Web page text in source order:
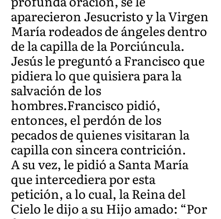
aparecieron Jesucristo y la Virgen
María rodeados de ángeles dentro
de la capilla de la Porciúncula.
Jesús le preguntó a Francisco que
pidiera lo que quisiera para la
salvación de los
hombres.Francisco pidió,
entonces, el perdón de los
pecados de quienes visitaran la
capilla con sincera contrición.
A su vez, le pidió a Santa María
que intercediera por esta
petición, a lo cual, la Reina del
Cielo le dijo a su Hijo amado: “Por